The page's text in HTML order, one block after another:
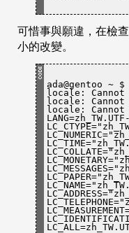
可惜事與願違，在檢
小的改變。
ada@gentoo ~
locale: Cannot
locale: Cannot
locale: Cannot
LC_CTYPE=
LC_NUMERIC=
LC_TIME=
LC_COLLATE=
LC_MONETARY=
LC_MESSAGES=
LC_PAPER=
LC_NAME=
LC_ADDRESS=
LC_TELEPHONE=